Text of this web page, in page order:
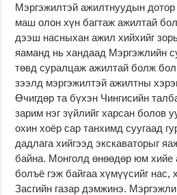
Мэргэжилтэй ажилтнуудын
маш олон хүн багтаж ажилтай
дээш насныхан ажил хийхийг
яаманд нь хандаад Мэргэжлийн
төвд суралцаж ажилтай болж
зээлд мэргэжилтэй ажилтны
Өчигдөр та бүхэн Чингисийн
зарим нэг зүйлийг харсан болов
охин хоёр сар танхимд суугаад
дадлага хийгээд экскаваторыг
байна. Монголд өнөөдөр юм хийе
болъё гэж байгаа хүмүүсийг нас,
Засгийн газар дэмжинэ.